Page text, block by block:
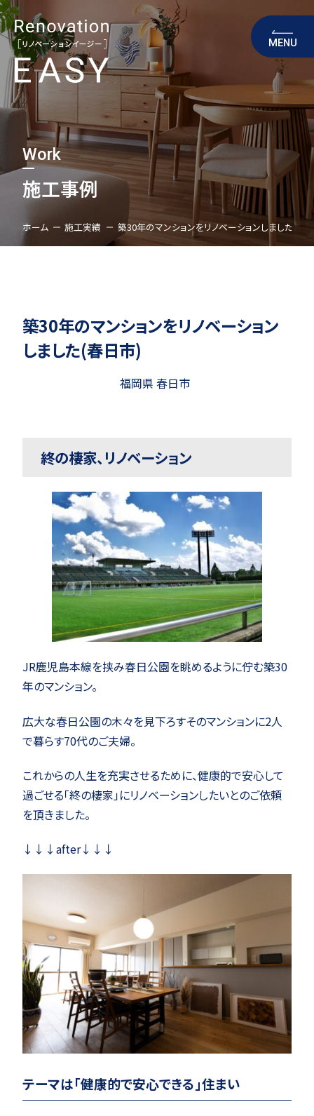
MENU
Work
施工事例
ホーム 施工実績 築30年のマンションをリノベーションしました(春
築30年のマンションをリノベーション
しました(春日市)
福岡県 春日市
終の棲家、リノベーション
JR鹿児島本線を挟み春日公園を眺めるように佇む築30
年のマンション。
広大な春日公園の木々を見下ろすそのマンションに2人
で暮らす70代のご夫婦。
これからの人生を充実させるために、健康的で安心して
過ごせる「終の棲家」にリノベーションしたいとのご依頼
を頂きました。
↓↓↓after↓↓↓
テーマは「健康的で安心できる」住まい